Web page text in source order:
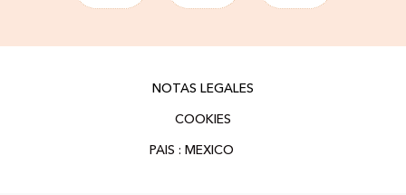
NOTAS LEGALES
COOKIES